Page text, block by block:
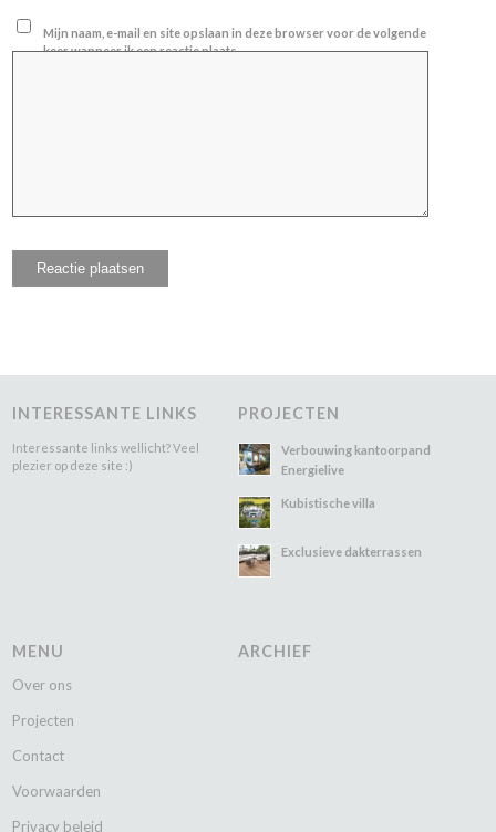
Mijn naam, e-mail en site opslaan in deze browser voor de volgende
keer wanneer ik een reactie plaats.
INTERESSANTE LINKS
Interessante links wellicht? Veel
plezier op deze site :)
PROJECTEN
Verbouwing kantoorpand
Energielive
Kubistische villa
Exclusieve dakterrassen
MENU
Over ons
Projecten
Contact
Voorwaarden
Privacy beleid
ARCHIEF